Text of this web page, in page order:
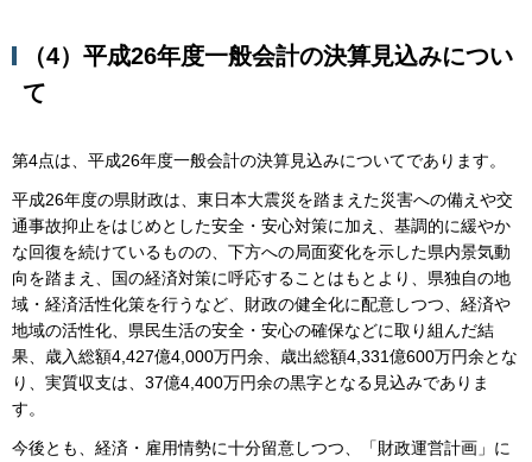
（4）平成26年度一般会計の決算見込みについ
て
第4点は、平成26年度一般会計の決算見込みについてであります。
平成26年度の県財政は、東日本大震災を踏まえた災害への備えや交
通事故抑止をはじめとした安全・安心対策に加え、基調的に緩やか
な回復を続けているものの、下方への局面変化を示した県内景気動
向を踏まえ、国の経済対策に呼応することはもとより、県独自の地
域・経済活性化策を行うなど、財政の健全化に配意しつつ、経済や
地域の活性化、県民生活の安全・安心の確保などに取り組んだ結
果、歳入総額4,427億4,000万円余、歳出総額4,331億600万円余とな
り、実質収支は、37億4,400万円余の黒字となる見込みでありま
す。
今後とも、経済・雇用情勢に十分留意しつつ、「財政運営計画」に